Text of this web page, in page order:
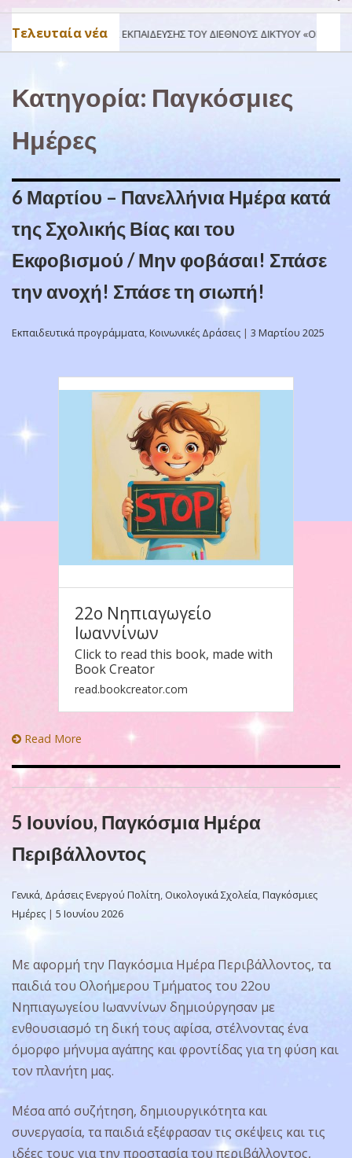
ΕΚΠΑΊΔΕΥΣΗΣ ΤΟΥ ΔΙΕΘΝΟΎΣ ΔΙΚΤΎΟΥ «ΟΙΚΟΛΟΓΙΚΑ ΣΧΟΛΕΙΑ»,
Τελευταία νέα
Κατηγορία: Παγκόσμιες
Ημέρες
6 Μαρτίου – Πανελλήνια Ημέρα κατά
της Σχολικής Βίας και του
Εκφοβισμού / Μην φοβάσαι! Σπάσε
την ανοχή! Σπάσε τη σιωπή!
Εκπαιδευτικά προγράμματα Κοινωνικές Δράσεις | 3 Μαρτίου 2025
22ο Νηπιαγωγείο
Ιωαννίνων
Click to read this book, made with
Book Creator
read.bookcreator.com
Read More
5 Ιουνίου, Παγκόσμια Ημέρα
Περιβάλλοντος
Γενικά, Δράσεις Ενεργού Πολίτη, Οικολογικά Σχολεία,Παγκόσμιες
Ημέρες | 5 Ιουνίου 2026
Με αφορμή την Παγκόσμια Ημέρα Περιβάλλοντος, τα
παιδιά του Ολοήμερου Τμήματος του 22ου
Νηπιαγωγείου Ιωαννίνων δημιούργησαν με
ενθουσιασμό τη δική τους αφίσα, στέλνοντας ένα
όμορφο μήνυμα αγάπης και φροντίδας για τη φύση και
τον πλανήτη μας.
Μέσα από συζήτηση, δημιουργικότητα και
συνεργασία, τα παιδιά εξέφρασαν τις σκέψεις και τις
ιδέες τους για την προστασία του περιβάλλοντος,